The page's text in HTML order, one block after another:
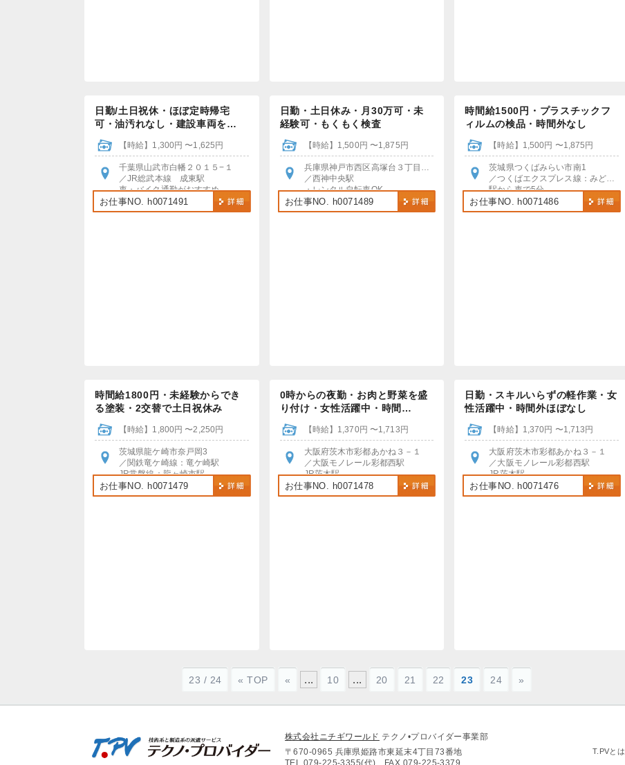
日勤/土日祝休・ほぼ定時帰宅
可・油汚れなし・建設車両を…
【時給】1,300円 〜1,625円
千葉県山武市白幡２０１５−１
／JR総武本線 成東駅
車・バイク通勤がおすすめ
駐車場無料！
お仕事NO. h0071491
日勤・土日休み・月30万可・未
経験可・もくもく検査
【時給】1,500円 〜1,875円
兵庫県神戸市西区高塚台３丁目２−９
／西神中央駅
・レンタル自転車OK
・車・バイク・自転車での通勤おすすめ
お仕事NO. h0071489
時間給1500円・プラスチックフ
ィルムの検品・時間外なし
【時給】1,500円 〜1,875円
茨城県つくばみらい市南1
／つくばエクスプレス線：みどりの駅
駅から車で5分
＊車・バイク・自転車通勤OK！
お仕事NO. h0071486
時間給1800円・未経験からでき
る塗装・2交替で土日祝休み
【時給】1,800円 〜2,250円
茨城県龍ケ崎市奈戸岡3
／関鉄竜ケ崎線：竜ケ崎駅
JR常磐線：龍ヶ崎市駅
龍ヶ崎市駅から送迎あり
バイク・自転車通勤OK
お仕事NO. h0071479
0時からの夜勤・お肉と野菜を盛
り付け・女性活躍中・時間…
【時給】1,370円 〜1,713円
大阪府茨木市彩都あかね３－１
／大阪モノレール彩都西駅
JR茨木駅
阪急茨木市駅
各駅より送迎バスで10分～25分
お仕事NO. h0071478
日勤・スキルいらずの軽作業・女
性活躍中・時間外ほぼなし
【時給】1,370円 〜1,713円
大阪府茨木市彩都あかね３－１
／大阪モノレール彩都西駅
JR茨木駅
阪急茨木市駅
各駅より送迎バスで10分～25分
お仕事NO. h0071476
23 / 24 « TOP « ... 10 ... 20 21 22 23 24 »
株式会社ニチギワールド テクノ•プロバイダー事業部
〒670-0965 兵庫県姫路市東延末4丁目73番地
TEL.079-225-3355(代) FAX.079-225-3379
T.PVとは